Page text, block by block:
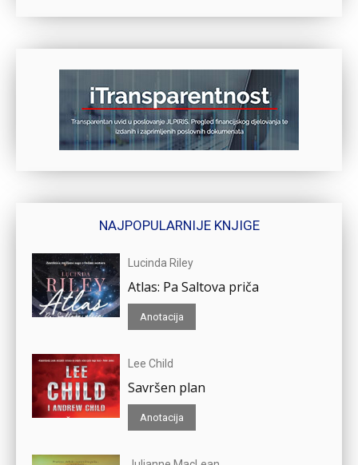
NAJPOPULARNIJE KNJIGE
Lucinda Riley
Atlas: Pa Saltova priča
Anotacija
Lee Child
Savršen plan
Anotacija